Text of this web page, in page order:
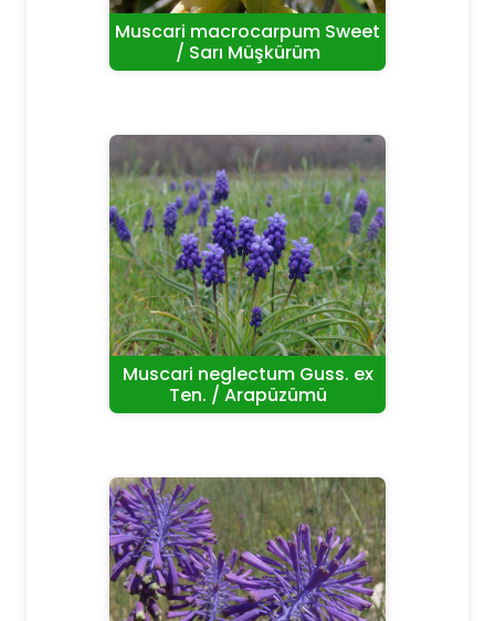
Muscari macrocarpum Sweet
/ Sarı Müşkürüm
Muscari neglectum Guss. ex
Ten. / Arapüzümü